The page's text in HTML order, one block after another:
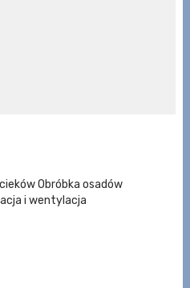
Obróbka osadów
i wentylacja